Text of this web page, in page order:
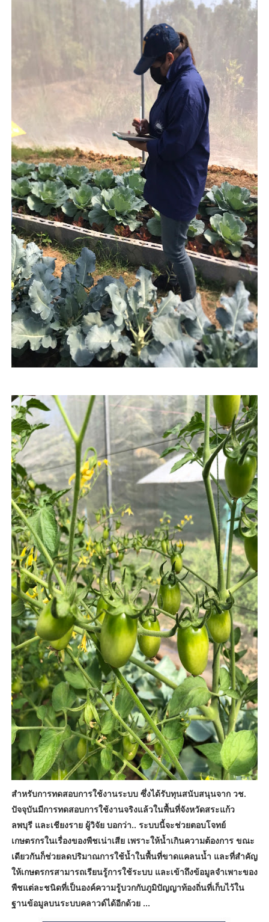
สำหรับการทดสอบการใช้งานระบบ ซึ่งได้รับทุนสนับสนุนจาก วช.
ปัจจุบันมีการทดสอบการใช้งานจริงแล้วในพื้นที่จังหวัดสระแก้ว
ลพบุรี และเชียงราย ผู้วิจัย บอกว่า.. ระบบนี้จะช่วยตอบโจทย์
เกษตรกรในเรื่องของพืชเน่าเสีย เพราะให้น้ำเกินความต้องการ ขณะ
เดียวกันก็ช่วยลดปริมาณการใช้น้ำในพื้นที่ขาดแคลนน้ำ และที่สำคัญ
ให้เกษตรกรสามารถเรียนรู้การใช้ระบบ และเข้าถึงข้อมูลจำเพาะของ
พืชแต่ละชนิดที่เป็นองค์ความรู้บวกกับภูมิปัญญาท้องถิ่นที่เก็บไว้ใน
ฐานข้อมูลบนระบบคลาวด์ได้อีกด้วย ...